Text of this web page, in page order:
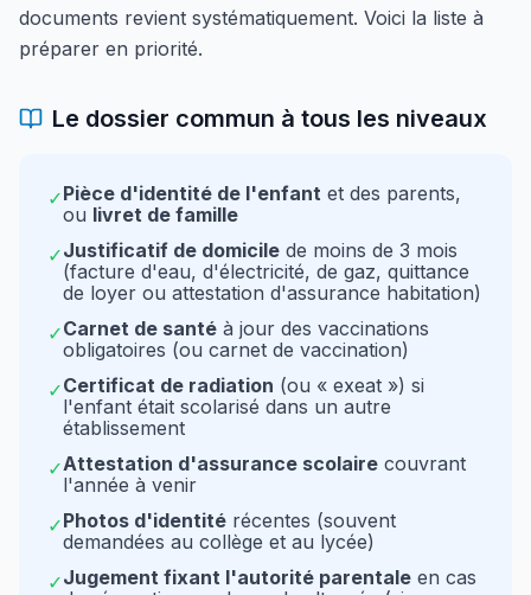
documents revient systématiquement. Voici la liste à
préparer en priorité.
Le dossier commun à tous les niveaux
✓Pièce d'identité de l'enfant et des parents,
ou livret de famille
✓Justificatif de domicile de moins de 3 mois
(facture d'eau, d'électricité, de gaz, quittance
de loyer ou attestation d'assurance habitation)
✓Carnet de santé à jour des vaccinations
obligatoires (ou carnet de vaccination)
✓Certificat de radiation (ou « exeat ») si
l'enfant était scolarisé dans un autre
établissement
✓Attestation d'assurance scolaire couvrant
l'année à venir
✓Photos d'identité récentes (souvent
demandées au collège et au lycée)
✓Jugement fixant l'autorité parentale en cas